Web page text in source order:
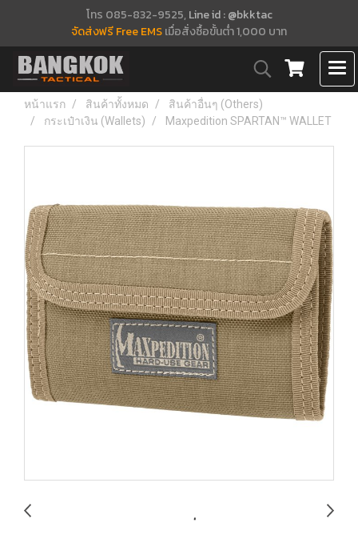
โทร 085-832-9525, Line id : @bkktac
จัดส่งฟรี Free EMSเมื่อสั่งซื้อขั้นต่ำ 1,000 บาท
หน้าแรก สินค้าทั้งหมด
สินค้าอื่นๆ (Others)
กระเป๋าเงิน (Wallets)
Maxpedition SPARTAN™ WALLET